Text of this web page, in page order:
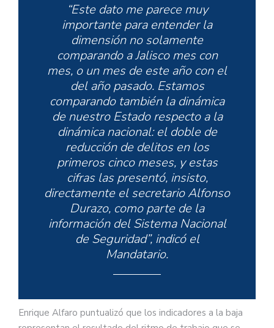
pic.twitter.com/4Uyi6MIgWQ
— Enrique Alfaro
(@EnriqueAlfaroR)June 24, 2020
“Este dato me parece muy
importante para entender la
dimensión no solamente
comparando a Jalisco mes con
mes, o un mes de este año con el
del año pasado. Estamos
comparando también la dinámica
de nuestro Estado respecto a la
dinámica nacional: el doble de
reducción de delitos en los
primeros cinco meses, y estas
cifras las presentó, insisto,
directamente el secretario Alfonso
Durazo, como parte de la
información del Sistema Nacional
de Seguridad”, indicó el
Mandatario.
Enrique Alfaro puntualizó que los indicadores a la baja